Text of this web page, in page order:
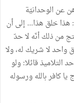
عن الوحدانيّة
هذا خلق هذا... إلى أن
من ذلك أنّه لا حدّ
واحد لا شريك له، ولا
التلاميذ قائلا: ولو
كافر بالله ورسوله